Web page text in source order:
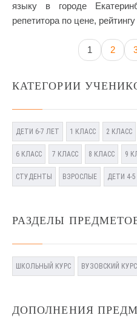
языку в городе
репетитора по цене,
1 2
КАТЕГОРИИ
ДЕТИ 6-7 ЛЕТ 1 КЛАСС 2 КЛАСС
6 КЛАСС 7 КЛАСС 8 КЛАСС 9
СТУДЕНТЫ ВЗРОСЛЫЕ ДЕТИ 4-
РАЗДЕЛЫ
ШКОЛЬНЫЙ КУРС ВУЗОВСКИЙ КУРС
ДОПОЛНЕНИЯ